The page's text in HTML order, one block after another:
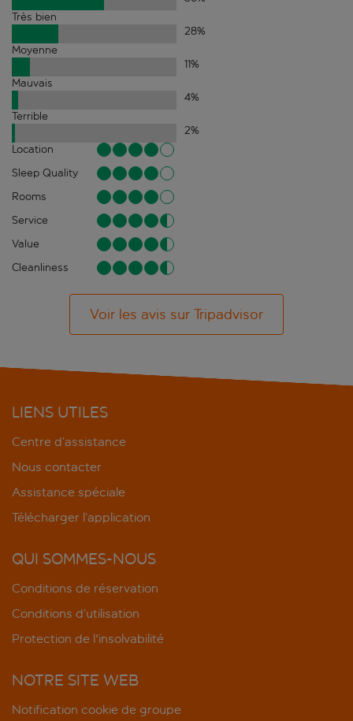
Très bien
28%
Moyenne
11%
Mauvais
4%
Terrible
2%
Location
Sleep Quality
Rooms
Service
Value
Cleanliness
Voir les avis sur Tripadvisor
LIENS UTILES
Centre d’assistance
Nous contacter
Assistance spéciale
Télécharger l’application
QUI SOMMES-NOUS
Conditions de réservation
Conditions d’utilisation
Protection de l'insolvabilité
NOTRE SITE WEB
Notification cookie de groupe